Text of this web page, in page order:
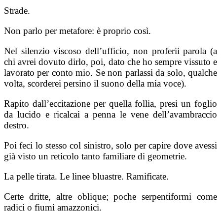
Strade.
Non parlo per metafore: è proprio così.
Nel silenzio viscoso dell’ufficio, non proferii parola (a
chi avrei dovuto dirlo, poi, dato che ho sempre vissuto e
lavorato per conto mio. Se non parlassi da solo, qualche
volta, scorderei persino il suono della mia voce).
Rapito dall’eccitazione per quella follia, pre­si un foglio
da lucido e ricalcai a penna le vene dell’avambraccio
destro.
Poi feci lo stesso col sinistro, solo per capire dove avessi
già visto un reticolo tanto familiare di geometrie.
La pelle tirata. Le linee bluastre. Ramificate.
Certe dritte, altre oblique; poche serpentifor­mi come
radici o fiumi amazzonici.